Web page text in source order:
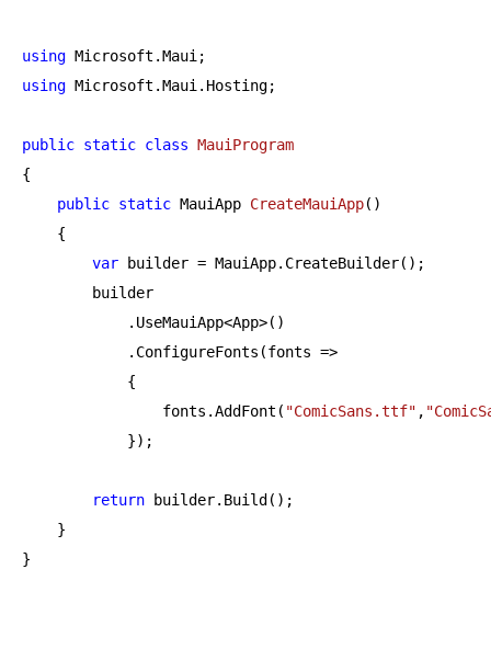
using
using Microsoft.Maui.Hosting;
public static class MauiProgram
{
public static MauiApp CreateMauiApp( )
    {
var builder = MauiApp.CreateBuilder();
        builder
            .UseMauiApp<App>()
            .ConfigureFonts(fonts =>
            {
                fonts.AddFont(
"ComicSans.ttf" ,
            });
return builder.Build();
    }
}